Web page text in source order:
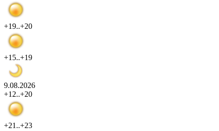
+19..+20
+15..+19
9.08.2026
+12..+20
+21..+23